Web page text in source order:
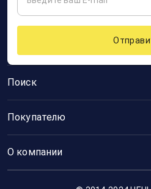
Поиск
Покупателю
О компании